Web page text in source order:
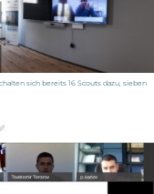
sich bereits 16 Scouts dazu, sieben